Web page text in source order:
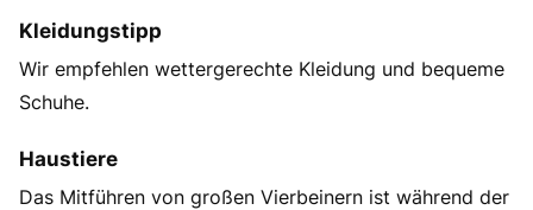
Kleidungstipp
Wir empfehlen wettergerechte Kleidung und bequeme
Schuhe.
Haustiere
Das Mitführen von großen Vierbeinern ist während der